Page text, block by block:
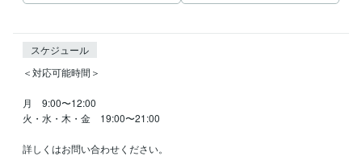
スケジュール
＜対応可能時間＞
月　9:00〜12:00
火・水・木・金　19:00〜21:00
詳しくはお問い合わせください。